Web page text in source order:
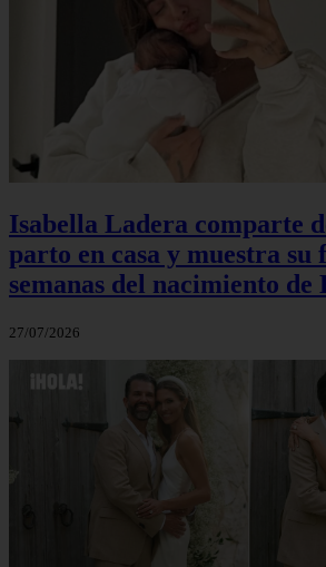
Isabella Ladera comparte
parto en casa y muestra su
semanas del nacimiento de
27/07/2026